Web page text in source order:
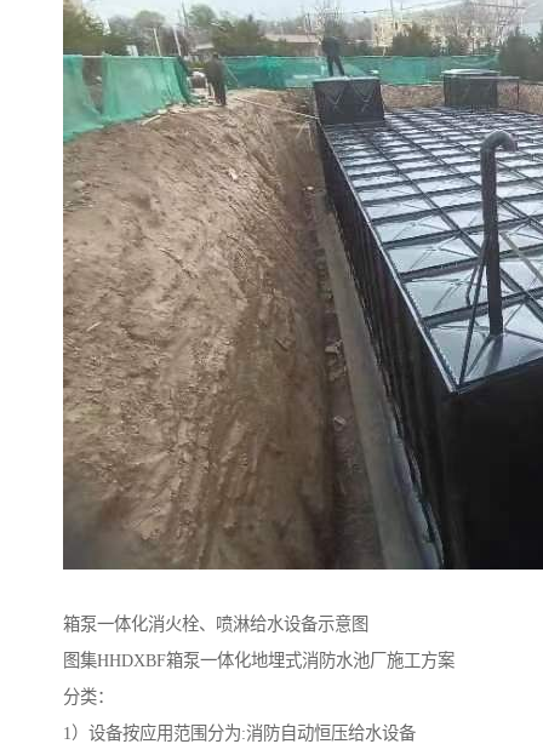
箱泵一体化消火栓、喷淋给水设备示意图
图集HHDXBF箱泵一体化地埋式消防水池厂施工方案
分类：
1）设备按应用范围分为:消防自动恒压给水设备